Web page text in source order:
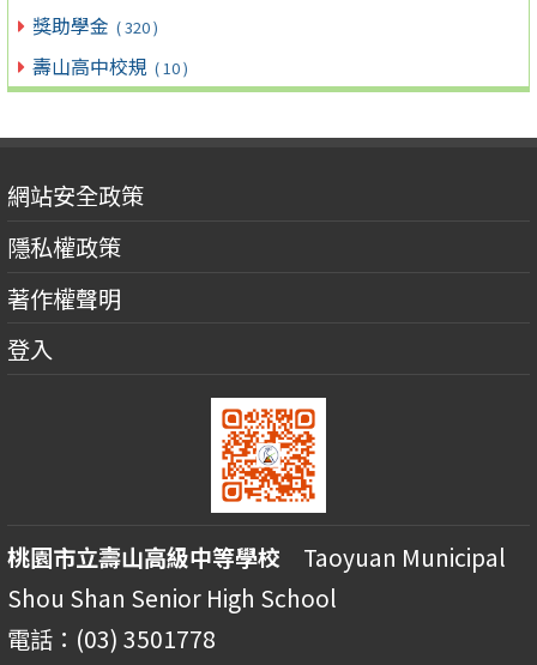
獎助學金 ( 320 )
壽山高中校規 ( 10 )
網站安全政策
隱私權政策
著作權聲明
登入
桃園市立壽山高級中等學校 Taoyuan Municipal
Shou Shan Senior High School
電話：(03) 3501778